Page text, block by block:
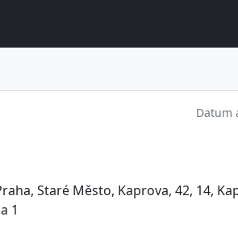
Datum
Staré Město, Kaprova, 42, 14,
1